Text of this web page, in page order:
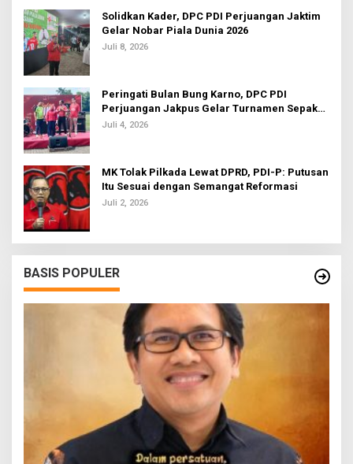
Solidkan Kader, DPC PDI Perjuangan Jaktim
Gelar Nobar Piala Dunia 2026
Juli 8, 2026
Peringati Bulan Bung Karno, DPC PDI
Perjuangan Jakpus Gelar Turnamen Sepak
Bola U-20
Juli 4, 2026
MK Tolak Pilkada Lewat DPRD, PDI-P: Putusan
Itu Sesuai dengan Semangat Reformasi
Juli 2, 2026
BASIS POPULER